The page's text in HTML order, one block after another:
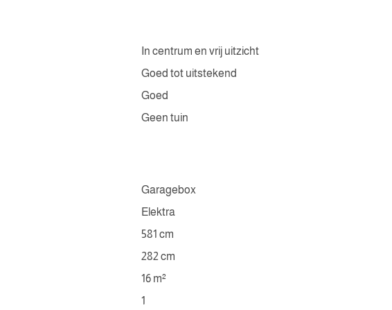
In centrum en vrij uitzicht
Goed tot uitstekend
Goed
Geen tuin
Garagebox
Elektra
581 cm
282 cm
16 m²
1